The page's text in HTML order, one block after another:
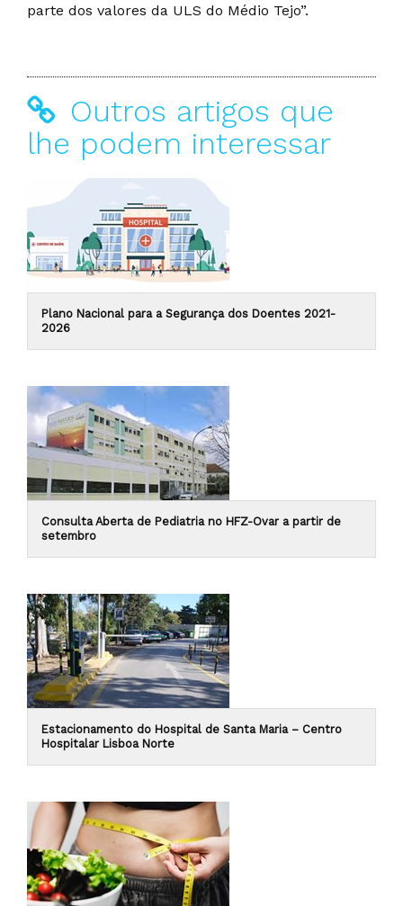
parte dos valores da ULS do Médio Tejo”.
Outros artigos que
lhe podem interessar
Plano Nacional para a Segurança dos Doentes 2021-
2026
Consulta Aberta de Pediatria no HFZ-Ovar a partir de
setembro
Estacionamento do Hospital de Santa Maria – Centro
Hospitalar Lisboa Norte